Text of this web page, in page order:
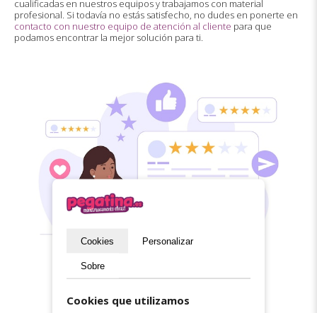
cualificadas en nuestros equipos y trabajamos con material
profesional. Si todavía no estás satisfecho, no dudes en ponerte en
contacto con nuestro equipo de atención al cliente para que
podamos encontrar la mejor solución para ti.
Cookies Personalizar
Sobre
Cookies que utilizamos